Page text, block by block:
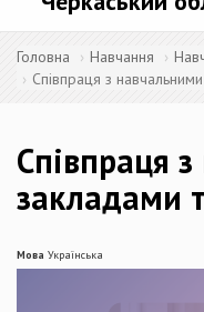
Головна Навчання
Співпраця з
Співпраця
закладами
Мова Українська